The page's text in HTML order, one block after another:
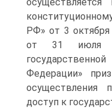
РФ» от 3
от 31 июля
Федерации»
осуществления
доступ к